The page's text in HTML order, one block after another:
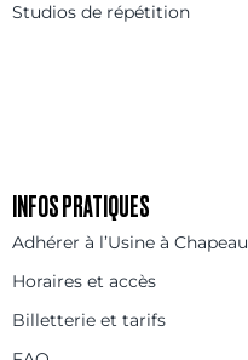
Studios de répétition
INFOS PRATIQUES
Adhérer à l’Usine à
Horaires et accès
Billetterie et tarifs